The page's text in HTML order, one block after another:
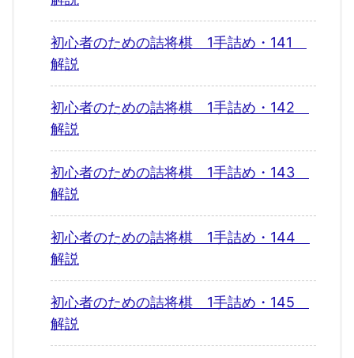
初心者のための詰将棋 1手詰め・141
解説
初心者のための詰将棋 1手詰め・142
解説
初心者のための詰将棋 1手詰め・143
解説
初心者のための詰将棋 1手詰め・144
解説
初心者のための詰将棋 1手詰め・145
解説